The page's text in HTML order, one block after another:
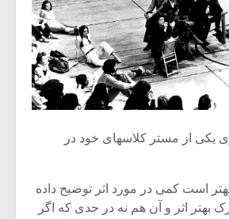
یکی از مستر کلاسهای خود در
است کمی در مورد اثر توضیح داده
بهتر اثر و آن هم نه در حدی که اگر